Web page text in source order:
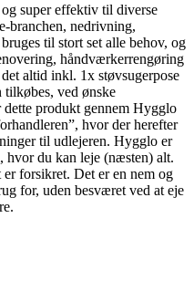
super effektiv til diverse
branchen, nedrivning,
til stort set alle behov, og
håndværkerrengøring
altid inkl. 1x støvsugerpose
tilkøbes, ved ønske
produkt gennem Hygglo
hvor der herefter
til udlejeren. Hygglo er
hvor du kan leje (næsten) alt.
forsikret. Det er en nem og
for, uden besværet ved at eje